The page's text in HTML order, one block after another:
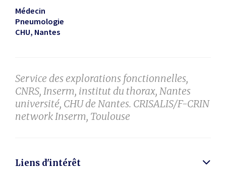
Médecin
Pneumologie
CHU Nantes
Service des explorations fonctionnelles,
CNRS, Inserm, institut du thorax, Nantes
université, CHU de Nantes. CRISALIS/F-CRIN
network Inserm, Toulouse
Liens d'intérêt